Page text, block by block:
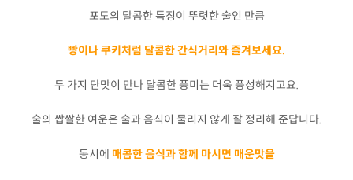
포도의 달콤한 특징이 뚜렷한 술인 만큼
빵이나 쿠키처럼 달콤한 간식거리와 즐겨보세요.
두 가지 단맛이 만나 달콤한 풍미는 더욱 풍성해지고요.
술의 쌉쌀한 여운은 술과 음식이 물리지 않게 잘 정리해 준답니다.
동시에 매콤한 음식과 함께 마시면 매운맛을